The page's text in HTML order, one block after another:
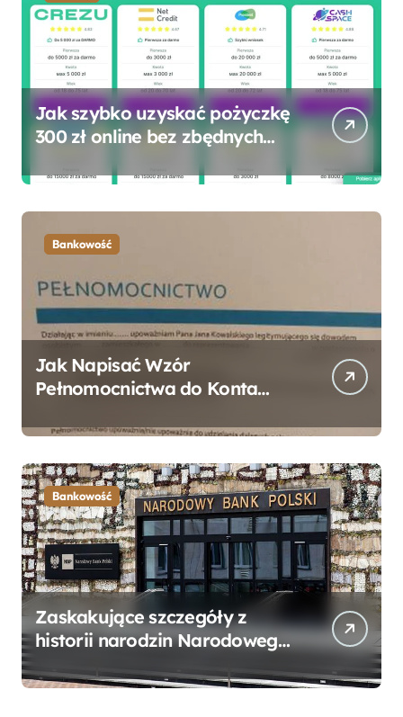
Jak szybko uzyskać pożyczkę
300 zł online bez zbędnych
Bankowość
Jak Napisać Wzór
Pełnomocnictwa do Konta
Przewodnik
Bankowość
Zaskakujące szczegóły z
historii narodzin Narodowego
mogłeś nie wiedzieć